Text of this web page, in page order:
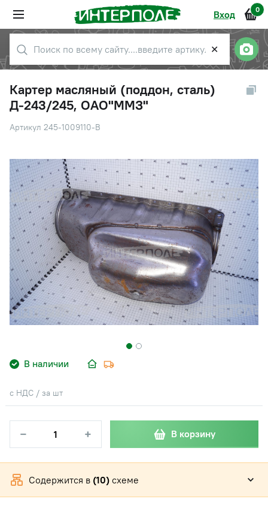
Вход 0
✕
Картер масляный (поддон, сталь)
Д-243/245, ОАО"ММЗ"
Артикул 245-1009110-В
В наличии
с НДС / за шт
− + В корзину
Содержится в (10) схеме